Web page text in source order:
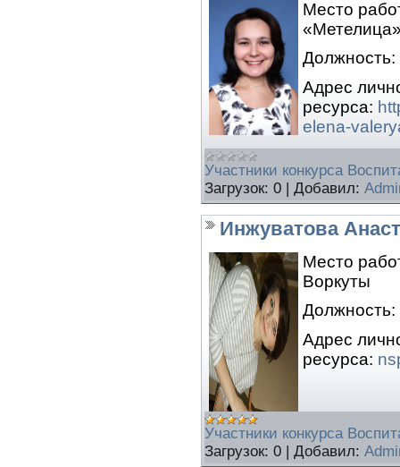
Место
Должность:
Адрес
ресурса:
elena-
Участники конкурса
Загрузок: 0 | Добавил:
Инжуватова
Место
Воркуты
Должность:
Адрес
ресурса:
Участники конкурса
Загрузок: 0 | Добавил: